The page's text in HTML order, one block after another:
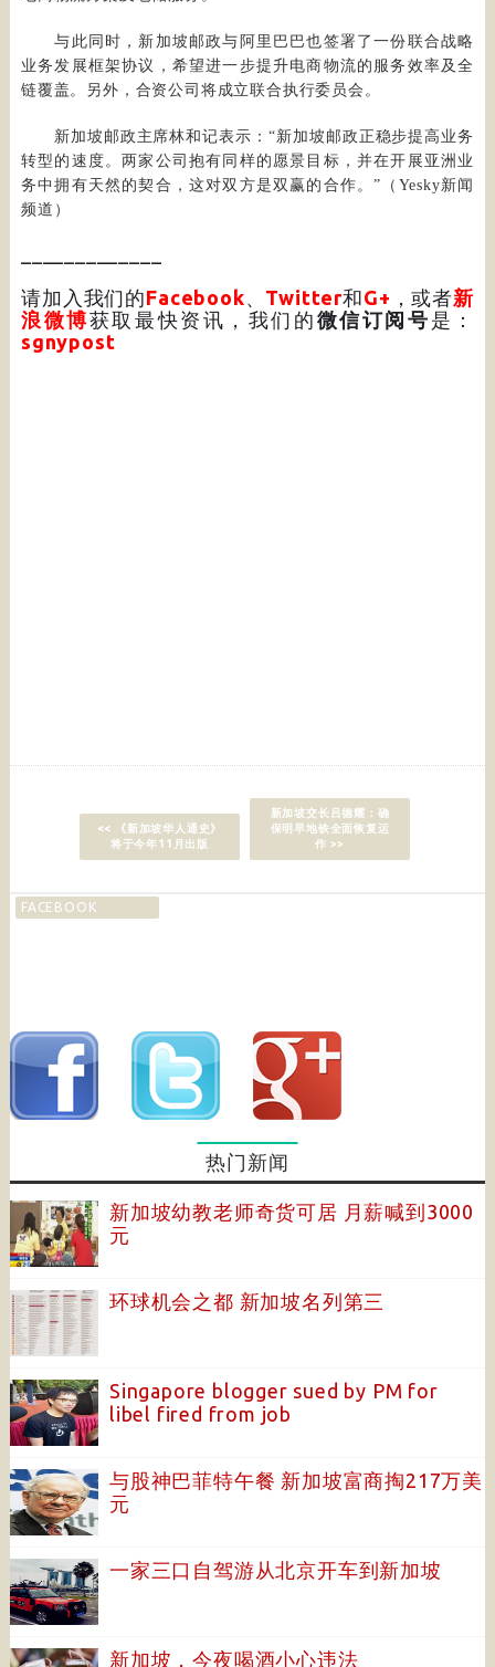
与此同时，新加坡邮政与阿里巴巴也签署了一份联合战略
业务发展框架协议，希望进一步提升电商物流的服务效率及全
链覆盖。另外，合资公司将成立联合执行委员会。
新加坡邮政主席林和记表示：“新加坡邮政正稳步提高业务
转型的速度。两家公司抱有同样的愿景目标，并在开展亚洲业
务中拥有天然的契合，这对双方是双赢的合作。”（Yesky新闻
频道）
请加入我们的Facebook、 Twitter和G+ ，或者新
浪微博获取最快资讯，我们的 微信订阅号 是：
sgnypost
<< 《新加坡华人通史》
将于今年11月出版
新加坡交长吕德耀：确
保明早地铁全面恢复运
作 >>
FACEBOOK
热门新闻
新加坡幼教老师奇货可居 月薪喊到3000
元
环球机会之都 新加坡名列第三
Singapore blogger sued by PM for
libel fired from job
与股神巴菲特午餐 新加坡富商掏217万美
元
一家三口自驾游从北京开车到新加坡
新加坡，今夜喝酒小心违法